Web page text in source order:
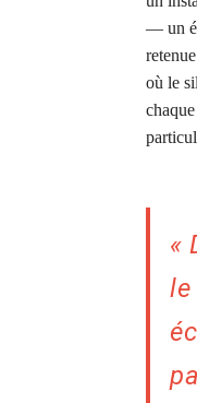
— un
où le
«
le